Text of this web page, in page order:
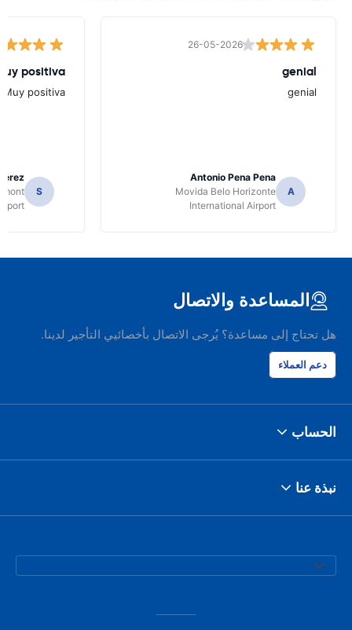
26-05-2026
genial
genial
A
Antonio Pena Pena
Movida Belo Horizonte
International Airport
positiva
Muy positiva
S
المساعدة والاتصال
هل تحتاج إلى مساعدة؟ يُرجى الاتصال بأخصائيي التأجير لدينا.
دعم العملاء
الحساب
نبذة عنا